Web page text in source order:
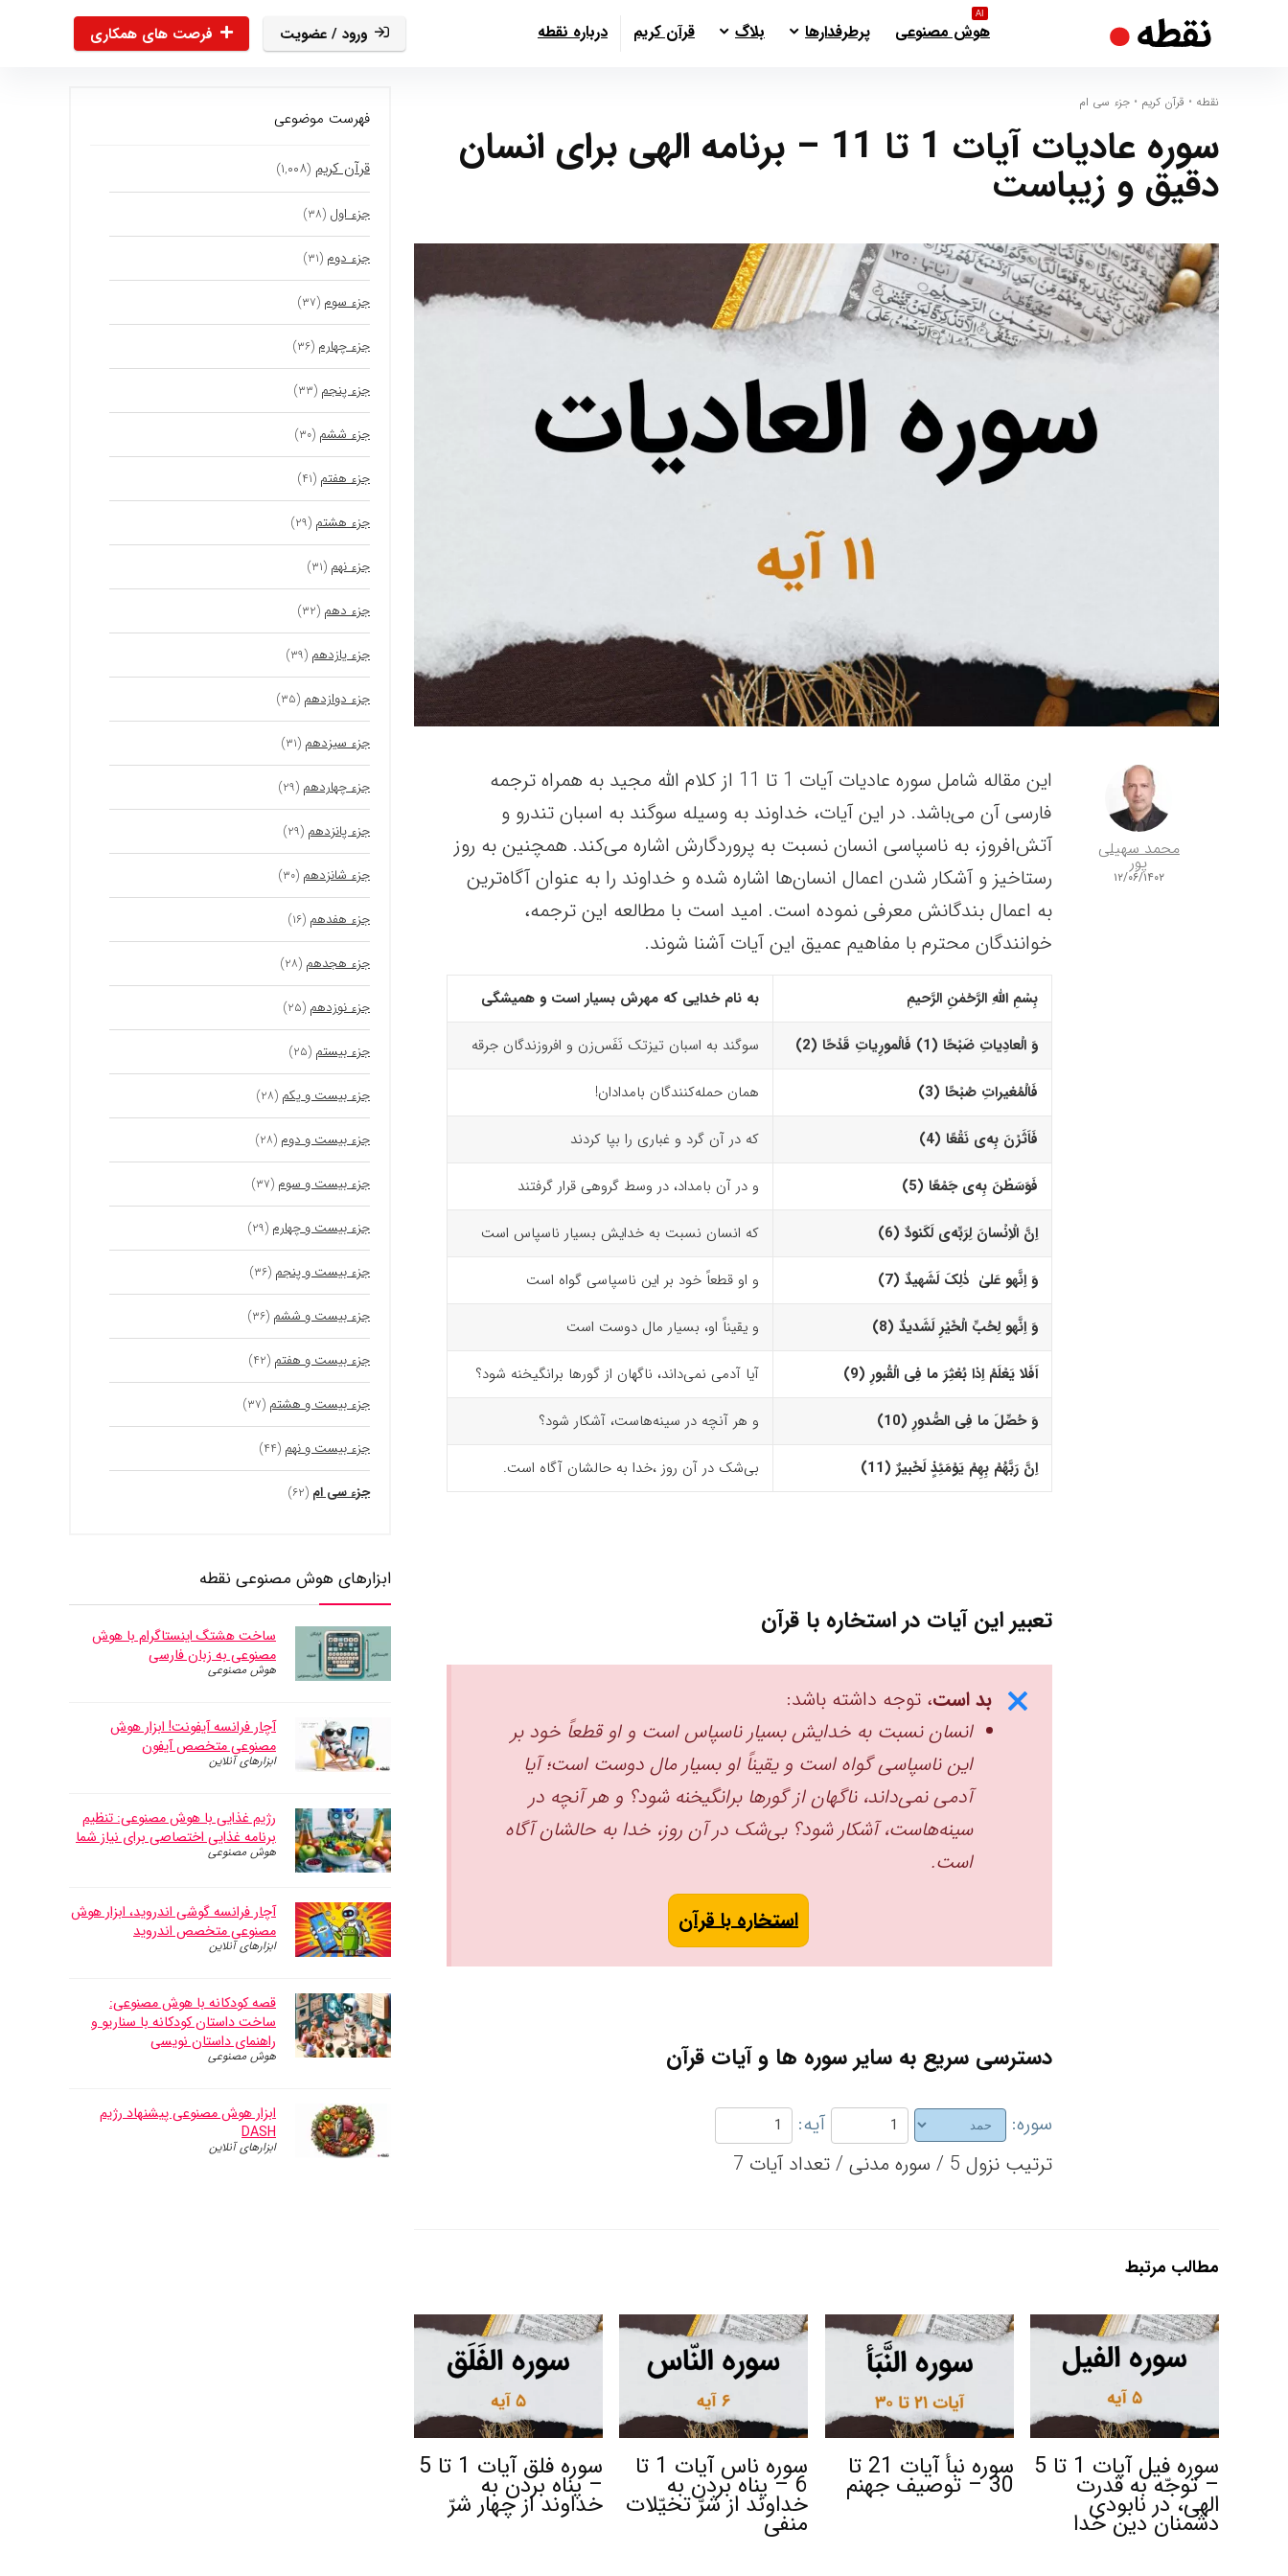
هوش مصنوعی
AI
پرطرفدارها بلاگ قرآن کریم درباره نقطه ورود / عضویت فرصت های همکاری
نقطه • قرآن کریم • جزء سی ام
سوره عادیات آیات 1 تا 11 – برنامه الهی برای انسان
دقیق و زیباست
محمد سهیلی
پور
۱۲/۰۶/۱۴۰۲
این مقاله شامل سوره عادیات آیات 1 تا 11 از کلام الله مجید به همراه ترجمه
فارسی آن می‌باشد. در این آیات، خداوند به وسیله سوگند به اسبان تندرو و
آتش‌افروز، به ناسپاسی انسان نسبت به پروردگارش اشاره می‌کند. همچنین به روز
رستاخیز و آشکار شدن اعمال انسان‌ها اشاره شده و خداوند را به عنوان آگاه‌ترین
به اعمال بندگانش معرفی نموده است. امید است با مطالعه این ترجمه،
خوانندگان محترم با مفاهیم عمیق این آیات آشنا شوند.
بِسْمِ اللّهِ الرَّحْمٰنِ الرَّحیمِ به نام خدایی که مهرش بسیار است و همیشگی
وَ الْعادِیاتِ ضَبْحًا (1)‏ فَالْمورِیاتِ قَدْحًا (2)‏ سوگند به اسبان تیزتک نَفَس‌زن و افروزندگان جرقه
فَالْمُغیراتِ صُبْحًا (3)‏ همان حمله‌کنندگان بامدادان!
فَاَثَرْنَ بِه‌ى نَقْعًا (4)‏ که در آن گرد و غباری را بپا کردند
فَوَسَطْنَ بِه‌ى جَمْعًا (5)‏ و در آن بامداد، در وسط گروهی قرار گرفتند
اِنَّ الْاِنْسانَ لِرَبِّه‌ى لَکَنودٌ (6)‏ که انسان نسبت به خدایش بسیار ناسپاس است
وَ اِنَّهوعَلیٰ ذٰلِکَ لَشَهیدٌ (7)‏ و او قطعاً خود بر این ناسپاسی گواه است
وَ اِنَّهولِحُبِّ الْخَیْرِ لَشَدیدٌ (8)‏ و یقیناً او، بسیار مال دوست است
اَفَلا یَعْلَمُ اِذا بُعْثِرَ ما فِى الْقُبورِ (9)‏ آیا آدمی نمی‌داند، ناگهان از گورها برانگیخنه شود؟
وَ حُصِّلَ ما فِى الصُّدورِ (10)‏ و هر آنچه در سینه‌هاست، آشکار شود؟
اِنَّ رَبَّهُمْ بِهِمْ یَوْمَئِذٍ لَخَبیرٌ (11)‏ بی‌شک در آن روز ،خدا به حالشان آگاه است.
تعبیر این آیات در استخاره با قرآن
بد است، توجه داشته باشد:
انسان نسبت به خدایش بسیار ناسپاس است ‏و او قطعاً خود بر
این ناسپاسی گواه است ‏و یقیناً او بسیار مال دوست است؛ آیا
آدمی نمی‌داند، ناگهان از گورها برانگیخنه شود؟ ‏و هر آنچه در
سینه‌هاست، آشکار شود؟ بی‌شک در آن روز، خدا به حالشان آگاه
است. ‏
استخاره با قرآن
دسترسی سریع به سایر سوره ها و آیات قرآن
سوره:
آیه:
ترتیب نزول 5 / سوره مدنی / تعداد آیات 7
مطالب مرتبط
سوره فیل آیات 1 تا 5
– توجّه به قدرت
الهی، در نابودی
دشمنان دین خدا
سوره نبأ آیات 21 تا
30 – توصیف جهنم
سوره ناس آیات 1 تا
6 – پناه بردن به
خداوند از شرّ تخیّلات
منفی
سوره فلق آیات 1 تا 5
– پناه بردن به
خداوند از چهار شرّ
فهرست موضوعی
قرآن کریم (۱,۰۰۸)
جزء اول (۳۸)
جزء دوم (۳۱)
جزء سوم (۳۷)
جزء چهارم (۳۶)
جزء پنجم (۳۳)
جزء ششم (۳۰)
جزء هفتم (۴۱)
جزء هشتم (۲۹)
جزء نهم (۳۱)
جزء دهم (۳۲)
جزء یازدهم (۳۹)
جزء دوازدهم (۳۵)
جزء سیزدهم (۳۱)
جزء چهاردهم (۲۹)
جزء پانزدهم (۲۹)
جزء شانزدهم (۳۰)
جزء هفدهم (۱۶)
جزء هجدهم (۲۸)
جزء نوزدهم (۲۵)
جزء بیستم (۲۵)
جزء بیست و یکم (۲۸)
جزء بیست و دوم (۲۸)
جزء بیست و سوم (۳۷)
جزء بیست و چهارم (۲۹)
جزء بیست و پنجم (۳۶)
جزء بیست و ششم (۳۶)
جزء بیست و هفتم (۴۲)
جزء بیست و هشتم (۳۷)
جزء بیست و نهم (۴۴)
جزء سی ام (۶۲)
ابزارهای هوش مصنوعی نقطه
ساخت هشتگ اینستاگرام با هوش
مصنوعی به زبان فارسی
هوش مصنوعی
آچار فرانسه آیفونت! ابزار هوش
مصنوعی متخصص آیفون
ابزارهای آنلاین
رژیم غذایی با هوش مصنوعی: تنظیم
برنامه غذایی اختصاصی برای نیاز شما
هوش مصنوعی
آچار فرانسه گوشی اندروید، ابزار هوش
مصنوعی متخصص اندروید
ابزارهای آنلاین
قصه کودکانه با هوش مصنوعی:
ساخت داستان کودکانه با سناریو و
راهنمای داستان نویسی
هوش مصنوعی
ابزار هوش مصنوعی پیشنهاد رژیم
DASH
ابزارهای آنلاین